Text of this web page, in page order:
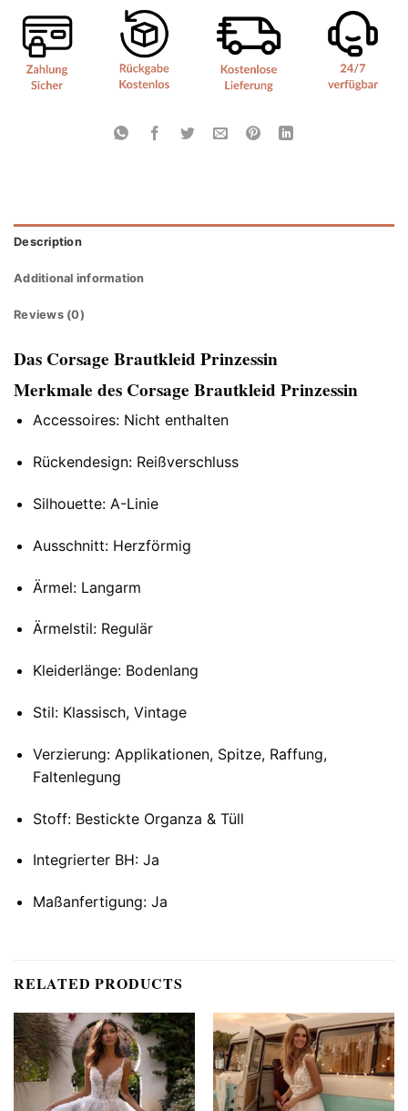
Description
Additional information
Reviews (0)
Das Corsage Brautkleid Prinzessin
Merkmale des Corsage Brautkleid Prinzessin
Accessoires: Nicht enthalten
Rückendesign: Reißverschluss
Silhouette: A-Linie
Ausschnitt: Herzförmig
Ärmel: Langarm
Ärmelstil: Regulär
Kleiderlänge: Bodenlang
Stil: Klassisch, Vintage
Verzierung: Applikationen, Spitze, Raffung,
Faltenlegung
Stoff: Bestickte Organza & Tüll
Integrierter BH: Ja
Maßanfertigung: Ja
RELATED PRODUCTS